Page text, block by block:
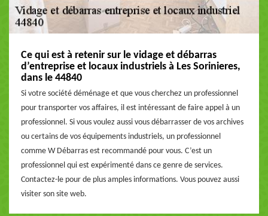
Ce qui est à retenir sur le vidage et débarras
d’entreprise et locaux industriels à Les Sorinieres,
dans le 44840
Si votre société déménage et que vous cherchez un professionnel
pour transporter vos affaires, il est intéressant de faire appel à un
professionnel. Si vous voulez aussi vous débarrasser de vos archives
ou certains de vos équipements industriels, un professionnel
comme W Débarras est recommandé pour vous. C’est un
professionnel qui est expérimenté dans ce genre de services.
Contactez-le pour de plus amples informations. Vous pouvez aussi
visiter son site web.